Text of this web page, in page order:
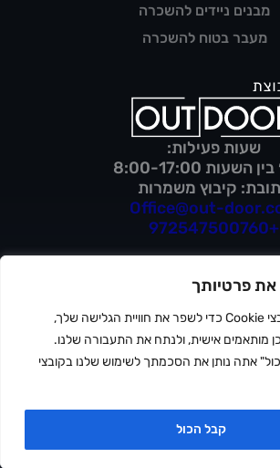
את פרטיותך
אנו משתמשים בקובצי Cookie כדי לשפר את חוויית הגלישה שלך,
מותאמים אישית, ולנתח את התעבורה שלנו.
אתה נותן את הסכמתך לשימוש שלנו בקובצי
קבל הכול
שעות פעילות:
השעות 8:00-17:00
קיבוץ משמרות
Office@out-
+972547500760
מבנים ניידים להשכרה
מעבר בטוח להשכרה
תנאי שימוש
הצהרת נגישות
ⓒ 2026 OUTDOOR